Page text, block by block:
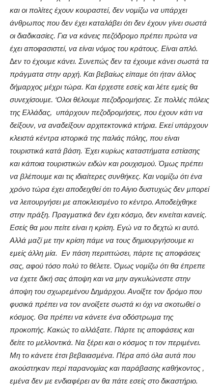
και οι πολίτες έχουν κουραστεί, δεν νοµίζω να υπάρχει
άνθρωπος που δεν έχει καταλάβει ότι δεν έχουν γίνει σωστά
οι διαδικασίες. Για να κάνεις πεζόδροµο πρέπει πρώτα να
έχει αποφασιστεί, να είναι νόµος του κράτους. Είναι απλό.
∆εν το έχουµε κάνει. Συνεπώς δεν τα έχουµε κάνει σωστά τα
πράγµατα στην αρχή. Και βεβαίως είπαµε ότι ήταν άλλος
δήµαρχος µέχρι τώρα. Και έρχεστε εσείς και λέτε εµείς θα
συνεχίσουµε. ‘Ολοι θέλουµε πεζοδροµήσεις. Σε πολλές πόλεις
της Ελλάδας, υπάρχουν πεζοδροµήσεις, που έχουν κάτι να
δείξουν, να αναδείξουν αρχιτεκτονικά κτήρια. Εκεί υπάρχουν
κλειστά κέντρα ιστορικά της παλιάς πόλης, που είναι
τουριστικά κατά βάση. Έχει κυρίως καταστήµατα εστίασης
και κάποια τουριστικών ειδών και ρουχισµού. Όµως πρέπει
να βλέπουµε και τις ιδιαίτερες συνθήκες. Και νοµίζω ότι ένα
χρόνο τώρα έχει αποδειχθεί ότι το Αίγιο δυστυχώς δεν µπορεί
να λειτουργήσει µε αποκλεισµένο το κέντρο. Αποδείχθηκε
στην πράξη. Πραγµατικά δεν έχει κόσµο, δεν κινείται κανείς.
Εσείς θα µου πείτε είναι η κρίση. Εγώ να το δεχτώ κι αυτό.
Αλλά µαζί µε την κρίση πάµε να τους δηµιουργήσουµε κι
εµείς άλλη µία. Εν πάση περιπτώσει, πάρτε τις αποφάσεις
σας, αφού τόσο πολύ το θέλετε. Όµως νοµίζω ότι θα έπρεπε
να έχετε δική σας άποψη και να µην αγκυλώνεστε στην
άποψη του σχωρεµένου ∆ηµάρχου. Ανοίξτε τον δρόµο που
φυσικά πρέπει να τον ανοίξετε σωστά κι όχι να σκοτωθεί ο
κόσµος. Θα πρέπει να κάνετε ένα οδόστρωµα της
προκοπής. Κακώς το αλλάξατε. Πάρτε τις αποφάσεις και
δείτε το µελλοντικά. Να ξέρει και ο κόσµος τι τον περιµένει.
Μη το κάνετε έτσι βεβαιασµένα. Πέρα από όλα αυτά που
ακούστηκαν περί παρανοµίας και παράβασης καθήκοντος ,
εµένα δεν µε ενδιαφέρει αν θα πάτε εσείς στο δικαστήριο.